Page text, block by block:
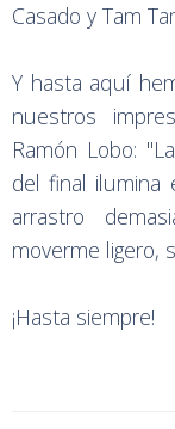
Casado y Tam
Y hasta aquí
nuestros
Ramón Lobo:
del final ilumina
arrastro
moverme ligero,
¡Hasta siempre!